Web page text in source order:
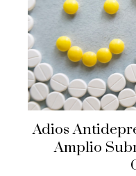
Adios
Amplio